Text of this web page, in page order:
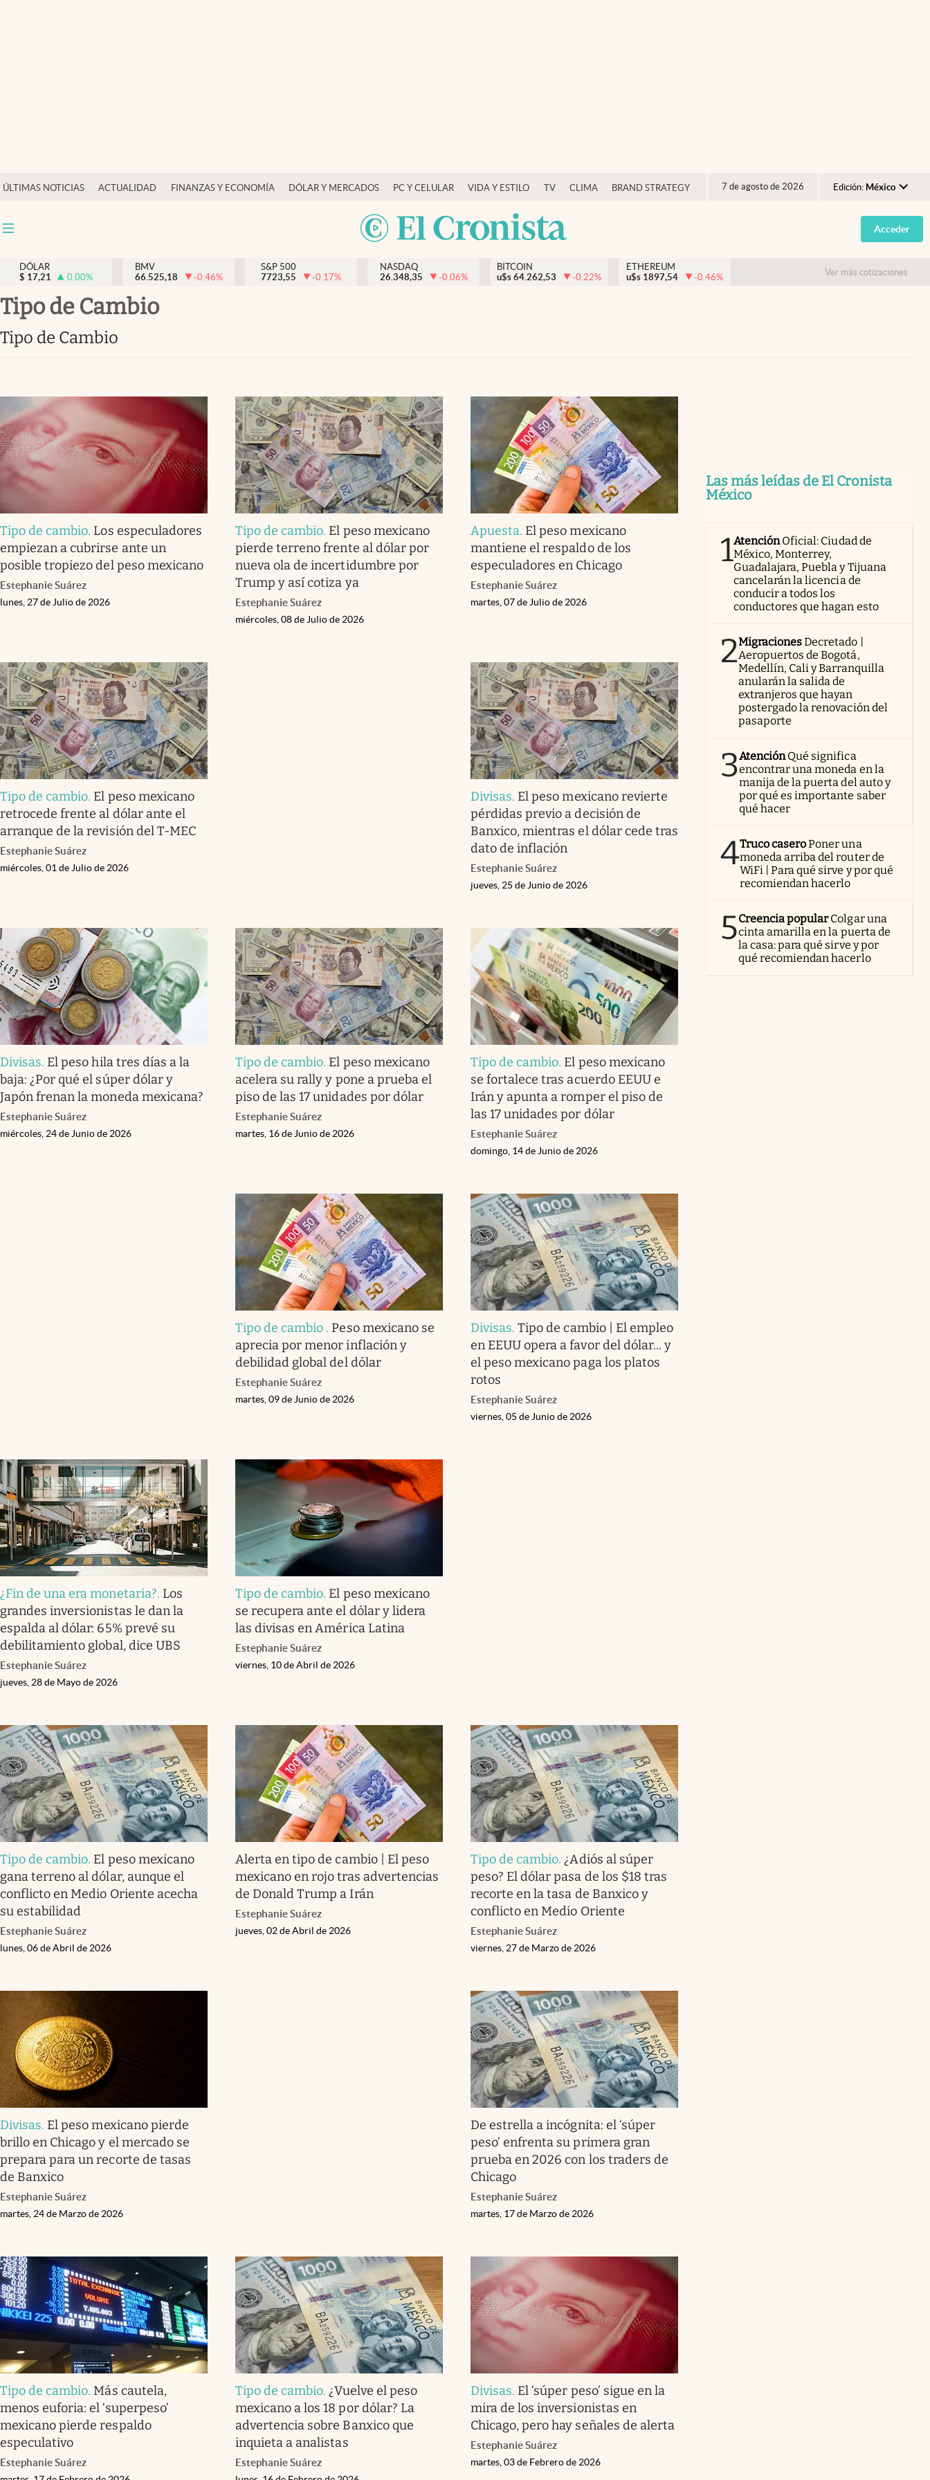
ÚLTIMAS NOTICIAS ACTUALIDAD FINANZAS Y ECONOMÍA DÓLAR Y MERCADOS PC Y CELULAR VIDA Y ESTILO TV CLIMA BRAND STRATEGY 7 de agosto de 2026 Edición: México
Argentina
España
USA
Opinión
Vida y estilo
Clima
Espiritualidad
abre en nueva pestaña
Acceder
DÓLAR
$ 17,21 0.00%
BMV
66.525,18
-0.46%
S&P 500
7723,55
-0.17%
NASDAQ
26.348,35
-0.06%
BITCOIN
u$s 64.262,53 -0.22%
ETHEREUM
u$s 1897,54 -0.46% Ver más cotizaciones
Tipo de Cambio
Tipo de Cambio
Tipo de cambio. Los especuladores
empiezan a cubrirse ante un
posible tropiezo del peso mexicano
Estephanie Suárez
lunes, 27 de Julio de 2026
Tipo de cambio. El peso mexicano
pierde terreno frente al dólar por
nueva ola de incertidumbre por
Trump y así cotiza ya
Estephanie Suárez
miércoles, 08 de Julio de 2026
Apuesta. El peso mexicano
mantiene el respaldo de los
especuladores en Chicago
Estephanie Suárez
martes, 07 de Julio de 2026
Tipo de cambio. El peso mexicano
retrocede frente al dólar ante el
arranque de la revisión del T-MEC
Estephanie Suárez
miércoles, 01 de Julio de 2026
Divisas. El peso mexicano revierte
pérdidas previo a decisión de
Banxico, mientras el dólar cede tras
dato de inflación
Estephanie Suárez
jueves, 25 de Junio de 2026
Divisas. El peso hila tres días a la
baja: ¿Por qué el súper dólar y
Japón frenan la moneda mexicana?
Estephanie Suárez
miércoles, 24 de Junio de 2026
Tipo de cambio. El peso mexicano
acelera su rally y pone a prueba el
piso de las 17 unidades por dólar
Estephanie Suárez
martes, 16 de Junio de 2026
Tipo de cambio. El peso mexicano
se fortalece tras acuerdo EEUU e
Irán y apunta a romper el piso de
las 17 unidades por dólar
Estephanie Suárez
domingo, 14 de Junio de 2026
Tipo de cambio . Peso mexicano se
aprecia por menor inflación y
debilidad global del dólar
Estephanie Suárez
martes, 09 de Junio de 2026
Divisas.Tipo de cambio | El empleo
en EEUU opera a favor del dólar... y
el peso mexicano paga los platos
rotos
Estephanie Suárez
viernes, 05 de Junio de 2026
¿Fin de una era monetaria?. Los
grandes inversionistas le dan la
espalda al dólar: 65% prevé su
debilitamiento global, dice UBS
Estephanie Suárez
jueves, 28 de Mayo de 2026
Tipo de cambio. El peso mexicano
se recupera ante el dólar y lidera
las divisas en América Latina
Estephanie Suárez
viernes, 10 de Abril de 2026
Tipo de cambio. El peso mexicano
gana terreno al dólar, aunque el
conflicto en Medio Oriente acecha
su estabilidad
Estephanie Suárez
lunes, 06 de Abril de 2026
Alerta en tipo de cambio | El peso
mexicano en rojo tras advertencias
de Donald Trump a Irán
Estephanie Suárez
jueves, 02 de Abril de 2026
Tipo de cambio. ¿Adiós al súper
peso? El dólar pasa de los $18 tras
recorte en la tasa de Banxico y
conflicto en Medio Oriente
Estephanie Suárez
viernes, 27 de Marzo de 2026
Divisas. El peso mexicano pierde
brillo en Chicago y el mercado se
prepara para un recorte de tasas
de Banxico
Estephanie Suárez
martes, 24 de Marzo de 2026
De estrella a incógnita: el ‘súper
peso’ enfrenta su primera gran
prueba en 2026 con los traders de
Chicago
Estephanie Suárez
martes, 17 de Marzo de 2026
Tipo de cambio. Más cautela,
menos euforia: el ‘superpeso’
mexicano pierde respaldo
especulativo
Estephanie Suárez
Tipo de cambio. ¿Vuelve el peso
mexicano a los 18 por dólar? La
advertencia sobre Banxico que
inquieta a analistas
Estephanie Suárez
Divisas. El ‘súper peso’ sigue en la
mira de los inversionistas en
Chicago, pero hay señales de alerta
Estephanie Suárez
martes, 03 de Febrero de 2026
Las más leídas de El Cronista
México
1AtenciónOficial: Ciudad de
México, Monterrey,
Guadalajara, Puebla y Tijuana
cancelarán la licencia de
conducir a todos los
conductores que hagan esto
2MigracionesDecretado |
Aeropuertos de Bogotá,
Medellín, Cali y Barranquilla
anularán la salida de
extranjeros que hayan
postergado la renovación del
pasaporte
3AtenciónQué significa
encontrar una moneda en la
manija de la puerta del auto y
por qué es importante saber
qué hacer
4Truco caseroPoner una
moneda arriba del router de
WiFi | Para qué sirve y por qué
recomiendan hacerlo
5Creencia popularColgar una
cinta amarilla en la puerta de
la casa: para qué sirve y por
qué recomiendan hacerlo